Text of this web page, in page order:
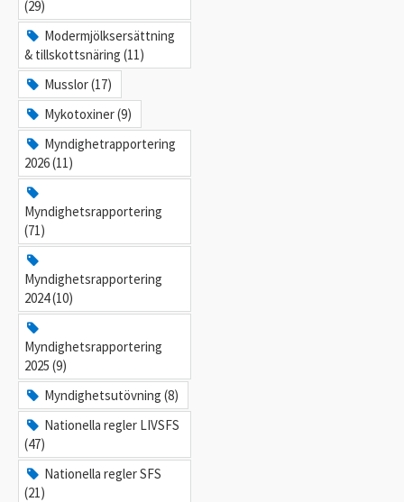
(29)
Modermjölksersättning
& tillskottsnäring (11)
Musslor (17)
Mykotoxiner (9)
Myndighetrapportering
2026 (11)
Myndighetsrapportering
(71)
Myndighetsrapportering
2024 (10)
Myndighetsrapportering
2025 (9)
Myndighetsutövning (8)
Nationella regler LIVSFS
(47)
Nationella regler SFS
(21)